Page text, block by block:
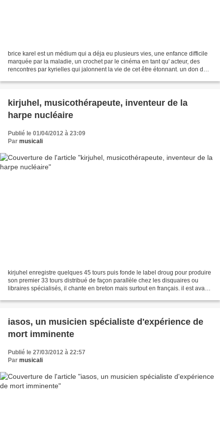
brice karel est un médium qui a déja eu plusieurs vies, une enfance difficile
marquée par la maladie, un crochet par le cinéma en tant qu' acteur, des
rencontres par kyrielles qui jalonnent la vie de cet être étonnant. un don de
kirjuhel, musicothérapeute, inventeur de la
harpe nucléaire
Publié le 01/04/2012 à 23:09
Par musicali
kirjuhel enregistre quelques 45 tours puis fonde le label droug pour produire
son premier 33 tours distribué de façon parallèle chez les disquaires ou
libraires spécialisés, il chante en breton mais surtout en français. il est avant
iasos, un musicien spécialiste d'expérience de
mort imminente
Publié le 27/03/2012 à 22:57
Par musicali